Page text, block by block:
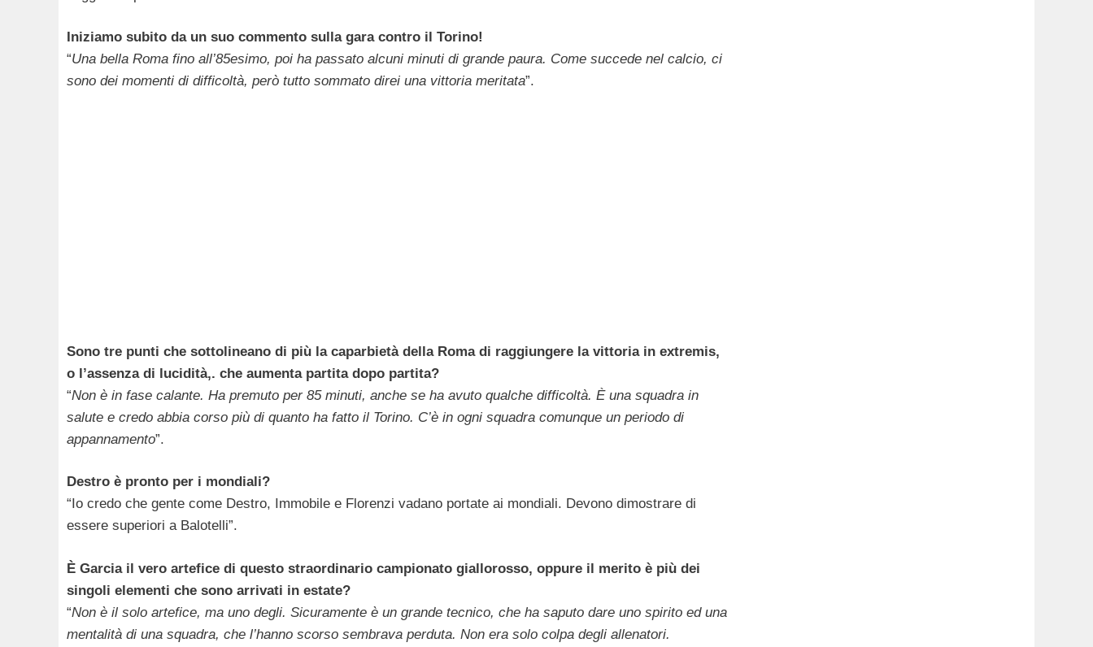
Iniziamo subito da un suo commento sulla gara contro il Torino!
“Una bella Roma fino all’85esimo, poi ha passato alcuni minuti di grande paura. Come succede nel calcio, ci
sono dei momenti di difficoltà, però tutto sommato direi una vittoria meritata”.
Sono tre punti che sottolineano di più la caparbietà della Roma di raggiungere la vittoria in extremis,
o l’assenza di lucidità,. che aumenta partita dopo partita?
“Non è in fase calante. Ha premuto per 85 minuti, anche se ha avuto qualche difficoltà. È una squadra in
salute e credo abbia corso più di quanto ha fatto il Torino. C’è in ogni squadra comunque un periodo di
appannamento”.
Destro è pronto per i mondiali?
“Io credo che gente come Destro, Immobile e Florenzi vadano portate ai mondiali. Devono dimostrare di
essere superiori a Balotelli”.
È Garcia il vero artefice di questo straordinario campionato giallorosso, oppure il merito è più dei
singoli elementi che sono arrivati in estate?
“Non è il solo artefice, ma uno degli. Sicuramente è un grande tecnico, che ha saputo dare uno spirito ed una
mentalità di una squadra, che l’hanno scorso sembrava perduta. Non era solo colpa degli allenatori.